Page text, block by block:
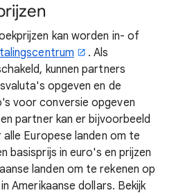
kan worden in- of
. Als
kunnen partners
opgeven en de
voor conversie opgeven
partner kan er bijvoorbeeld
Europese landen om te
basisprijs in euro's en prijzen
landen om te rekenen op
Amerikaanse dollars. Bekijk